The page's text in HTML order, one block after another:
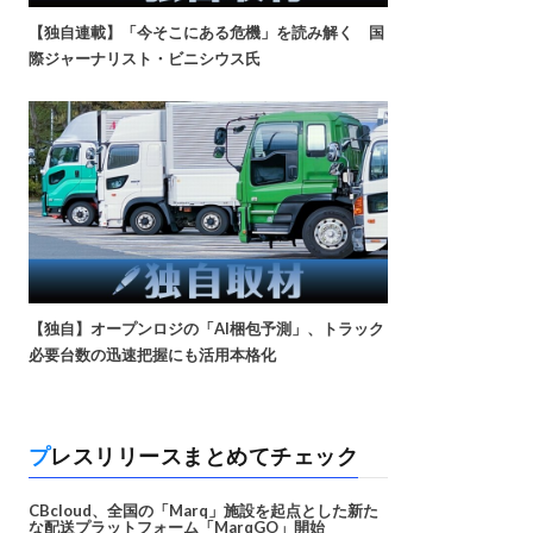
【独自連載】「今そこにある危機」を読み解く 国
際ジャーナリスト・ビニシウス氏
【独自】オープンロジの「AI梱包予測」、トラック
必要台数の迅速把握にも活用本格化
プレスリリースまとめてチェック
CBcloud、全国の「Marq」施設を起点とした新た
な配送プラットフォーム「MarqGO」開始